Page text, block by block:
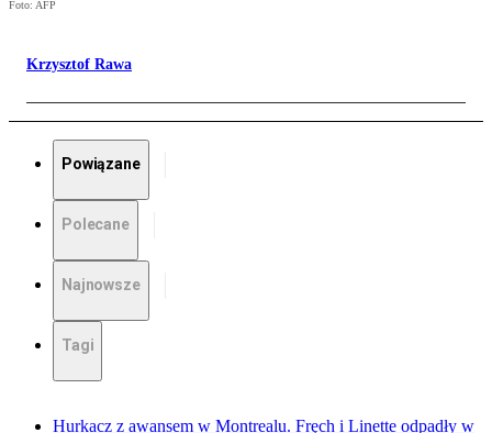
Foto: AFP
Krzysztof Rawa
Powiązane
Polecane
Najnowsze
Tagi
Hurkacz z awansem w Montrealu. Fręch i Linette odpadły w